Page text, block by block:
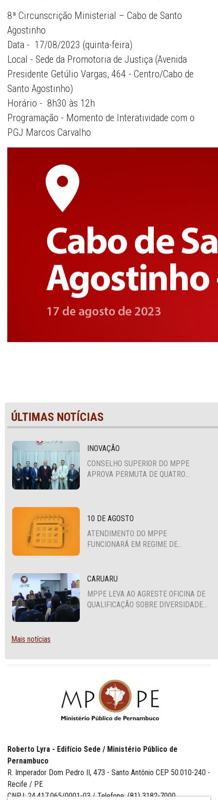
8ª Circunscrição Ministerial – Cabo de Santo
Agostinho
Data - 17/08/2023 (quinta-feira)
Local - Sede da Promotoria de Justiça (Avenida
Presidente Getúlio Vargas, 464 - Centro/Cabo de
Santo Agostinho)
Horário - 8h30 às 12h
Programação - Momento de Interatividade com o
PGJ Marcos Carvalho
ÚLTIMAS NOTÍCIAS
INOVAÇÃO
CONSELHO SUPERIOR DO MPPE
APROVA PERMUTA DE QUATRO
10 DE AGOSTO
ATENDIMENTO DO MPPE
FUNCIONARÁ EM REGIME DE
CARUARU
MPPE LEVA AO AGRESTE OFICINA DE
QUALIFICAÇÃO SOBRE DIVERSIDADE
Mais notícias
Roberto Lyra - Edifício Sede / Ministério Público de
Pernambuco
R. Imperador Dom Pedro II, 473 - Santo Antônio CEP 50.010-240 -
Recife / PE
CNPJ: 24.417.065/0001-03 / Telefone: (81) 3182-7000